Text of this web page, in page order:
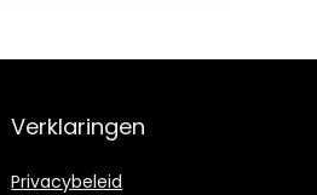
Verklaringen
Privacybeleid